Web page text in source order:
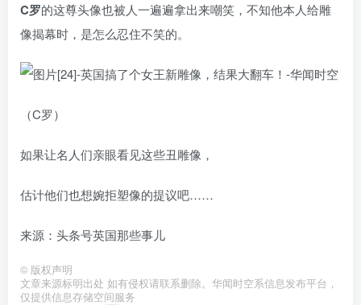
C罗的这尊头像也被人一遍遍拿出来嘲笑，不知他本人给雕
像揭幕时，是怎么忍住不笑的。
（C罗）
如果让名人们亲眼看见这些丑雕像，
估计他们也想婉拒塑像的提议吧……
来源：头条号英国那些事儿
© 版权声明
文章来源标明出处 如有侵权请联系删除。华闻时空系信息发布平台，
仅提供信息存储空间服务